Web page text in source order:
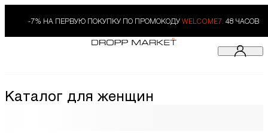
-7% НА ПЕРВУЮ ПОКУПКУ ПО ПРОМОКОДУ WELCOME7. 48 ЧАСОВ
Каталог для женщин